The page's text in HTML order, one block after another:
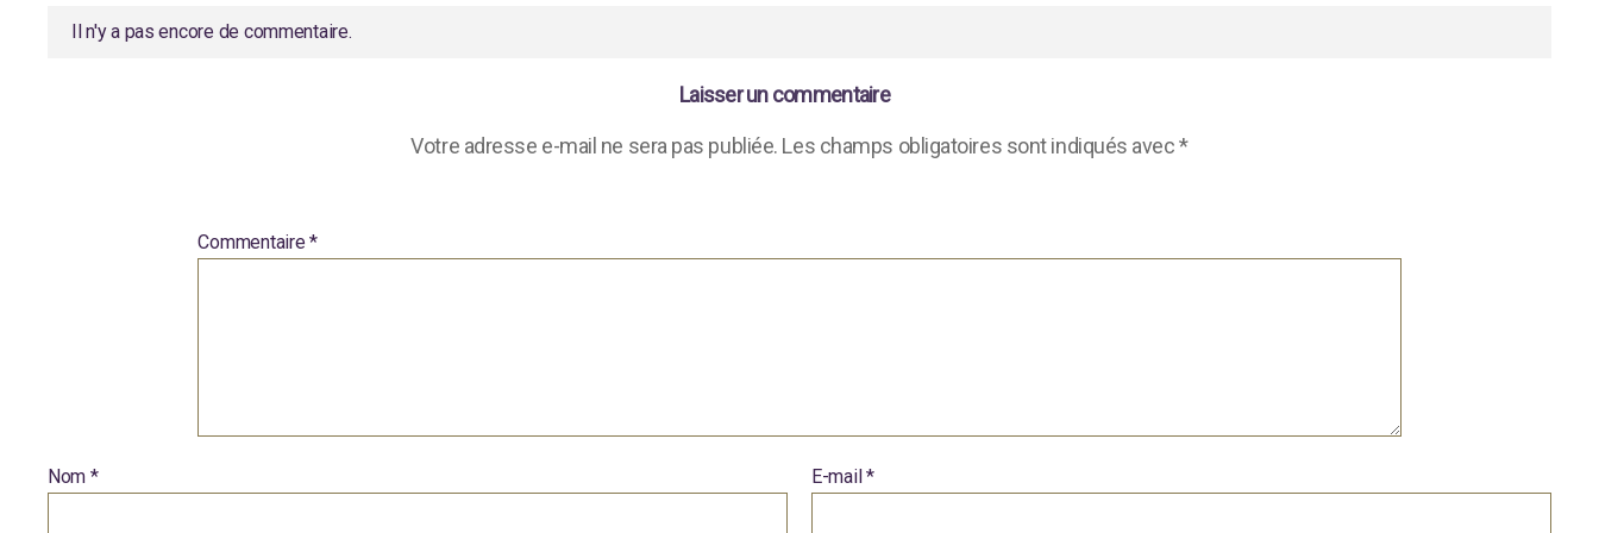
Il n'y a pas encore de commentaire.
Laisser un commentaire
Votre adresse e-mail ne sera pas publiée. Les champs obligatoires sont indiqués avec*
Commentaire*
Nom * E-mail*